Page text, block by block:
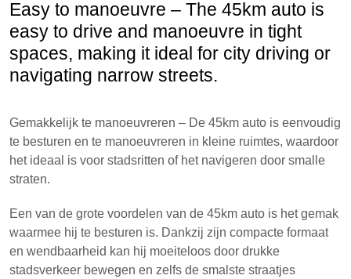
Easy to manoeuvre – The 45km auto is
easy to drive and manoeuvre in tight
spaces, making it ideal for city driving or
navigating narrow streets.
Gemakkelijk te manoeuvreren – De 45km auto is eenvoudig
te besturen en te manoeuvreren in kleine ruimtes, waardoor
het ideaal is voor stadsritten of het navigeren door smalle
straten.
Een van de grote voordelen van de 45km auto is het gemak
waarmee hij te besturen is. Dankzij zijn compacte formaat
en wendbaarheid kan hij moeiteloos door drukke
stadsverkeer bewegen en zelfs de smalste straatjes